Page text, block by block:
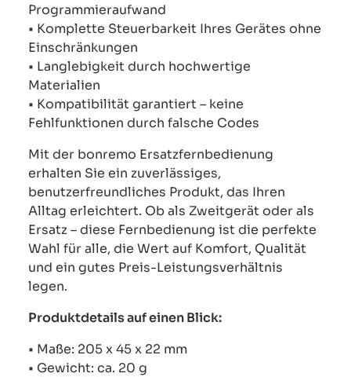
Programmieraufwand
• Komplette Steuerbarkeit Ihres Gerätes ohne
Einschränkungen
• Langlebigkeit durch hochwertige
Materialien
• Kompatibilität garantiert – keine
Fehlfunktionen durch falsche Codes
Mit der bonremo Ersatzfernbedienung
erhalten Sie ein zuverlässiges,
benutzerfreundliches Produkt, das Ihren
Alltag erleichtert. Ob als Zweitgerät oder als
Ersatz – diese Fernbedienung ist die perfekte
Wahl für alle, die Wert auf Komfort, Qualität
und ein gutes Preis-Leistungsverhältnis
legen.
Produktdetails auf einen Blick:
• Maße: 205 x 45 x 22 mm
• Gewicht: ca. 20 g